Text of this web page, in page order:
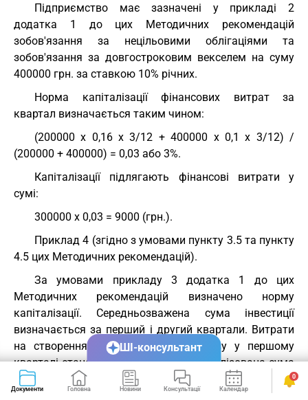
Підприємство має зазначені у прикладі 2
додатка 1 до цих Методичних рекомендацій
зобов'язання за нецільовими облігаціями та
зобов'язання за довгостроковим векселем на суму
400000 грн. за ставкою 10% річних.
Норма капіталізації фінансових витрат за
квартал визначається таким чином:
(200000 х 0,16 х 3/12 + 400000 х 0,1 х 3/12) /
(200000 + 400000) = 0,03 або 3%.
Капіталізації підлягають фінансові витрати у
сумі:
300000 х 0,03 = 9000 (грн.).
Приклад 4 (згідно з умовами пункту 3.5 та пункту
4.5 цих Методичних рекомендацій).
За умовами прикладу 3 додатка 1 до цих
Методичних рекомендацій визначено норму
капіталізації. Середньозважена сума інвестиції
визначається за перший і другий квартали. Витрати
на створення кваліфікаційного активу у першому
кварталі становили 210000 грн., капіталізована сума
фінансових витрат становила 10000 гривень.
Документи Головна Новини Консультації Календар Сервіси
0
ШІ-консультант